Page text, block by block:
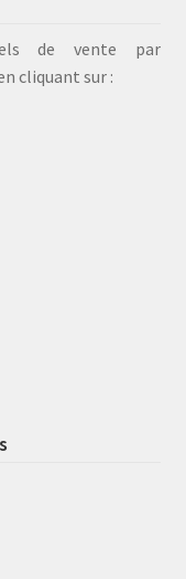
de vente par
cliquant sur :